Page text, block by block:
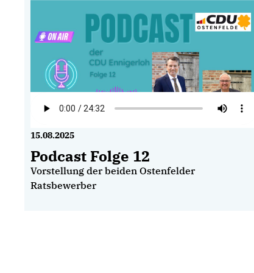
15.08.2025
Podcast Folge 12
Vorstellung der beiden Ostenfelder
Ratsbewerber